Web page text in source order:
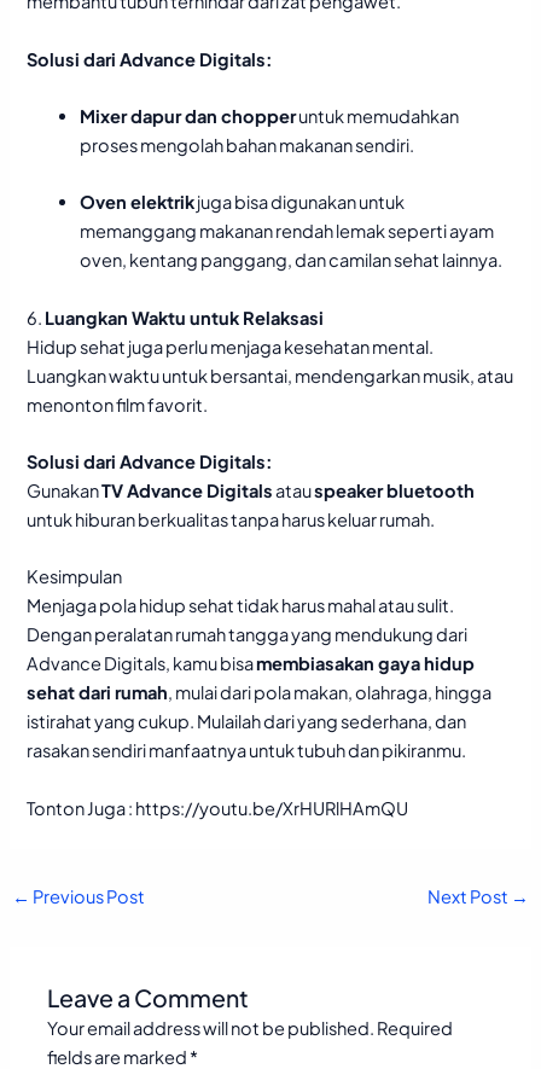
Solusi dari Advance Digitals:
Mixer dapur dan chopperuntuk memudahkan
proses mengolah bahan makanan sendiri.
Oven elektrikjuga bisa digunakan untuk
memanggang makanan rendah lemak seperti ayam
oven, kentang panggang, dan camilan sehat lainnya.
6. Luangkan Waktu untuk Relaksasi
Hidup sehat juga perlu menjaga kesehatan mental.
Luangkan waktu untuk bersantai, mendengarkan musik, atau
menonton film favorit.
Solusi dari Advance Digitals:
GunakanTV Advance Digitalsatauspeaker bluetooth
untuk hiburan berkualitas tanpa harus keluar rumah.
Kesimpulan
Menjaga pola hidup sehat tidak harus mahal atau sulit.
Dengan peralatan rumah tangga yang mendukung dari
Advance Digitals, kamu bisamembiasakan gaya hidup
sehat dari rumah, mulai dari pola makan, olahraga, hingga
istirahat yang cukup. Mulailah dari yang sederhana, dan
rasakan sendiri manfaatnya untuk tubuh dan pikiranmu.
Tonton Juga : https://youtu.be/XrHURlHAmQU
← Previous Post Next Post →
Leave a Comment
Your email address will not be published. Required
fields are marked *